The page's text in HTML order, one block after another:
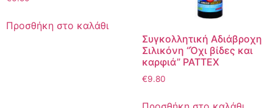
Προσθήκη στο καλάθι
Συγκολλητική Αδιάβροχη
Σιλικόνη “Όχι βίδες και
καρφιά” PATTEX
€9.80